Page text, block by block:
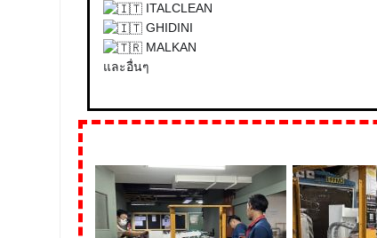
ITALCLEAN
GHIDINI
MALKAN
และอื่นๆ